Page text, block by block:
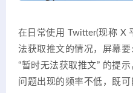
在日常使用 Twitter(现称 X
法获取推文的情况，屏幕
“暂时无法获取推文” 的提
问题出现的频率不低，既